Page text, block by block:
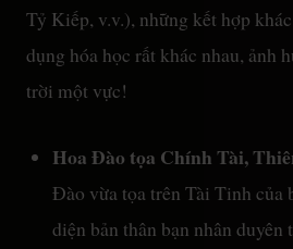
Tỷ Kiếp, v.v.), những kết hợp
dụng hóa học rất khác nhau, ảnh
trời một vực!
Hoa Đào tọa Chính Tài,
Đào vừa tọa trên Tài Tinh của
diện bản thân bạn nhân duyên